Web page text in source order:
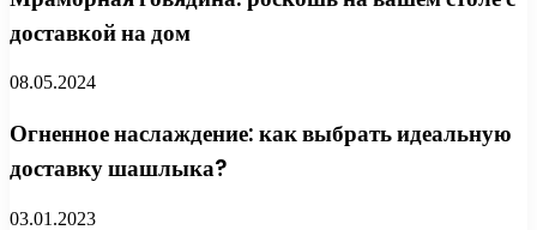
доставкой на дом
08.05.2024
Огненное наслаждение: как выбрать идеальную
доставку шашлыка?
03.01.2023